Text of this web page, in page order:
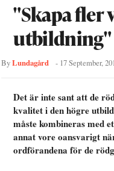
"Skapa fler
utbildning"
ByLundagård - 17 September,
Det är inte sant att de
kvalitet i den högre
måste kombineras med
annat vore oansvarigt
ordförandena för de